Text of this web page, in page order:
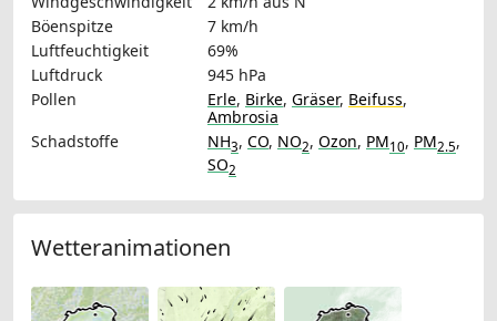
Böenspitze
7 km/h
Luftfeuchtigkeit
69%
Luftdruck
945 hPa
Pollen
Erle, Birke, Gräser, Beifuss,
Ambrosia
Schadstoffe
NH3, CO, NO2, Ozon, PM10, PM2.5,
SO2
Wetteranimationen